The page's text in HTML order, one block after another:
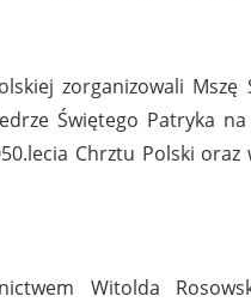
zorganizowali
Świętego Patryka
Chrztu Polski
Witolda